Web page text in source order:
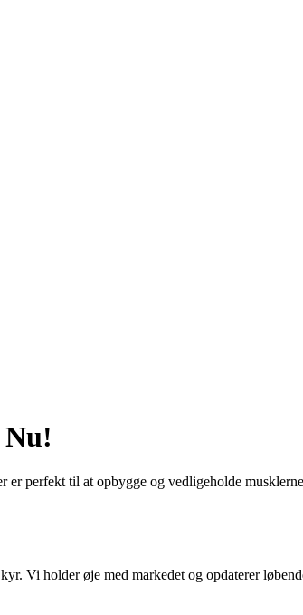
er perfekt til at opbygge og vedligeholde
Vi holder øje med markedet og opdaterer